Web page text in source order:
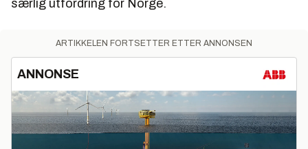
særlig utfordring for Norge.
ARTIKKELEN FORTSETTER ETTER ANNONSEN
ANNONSE